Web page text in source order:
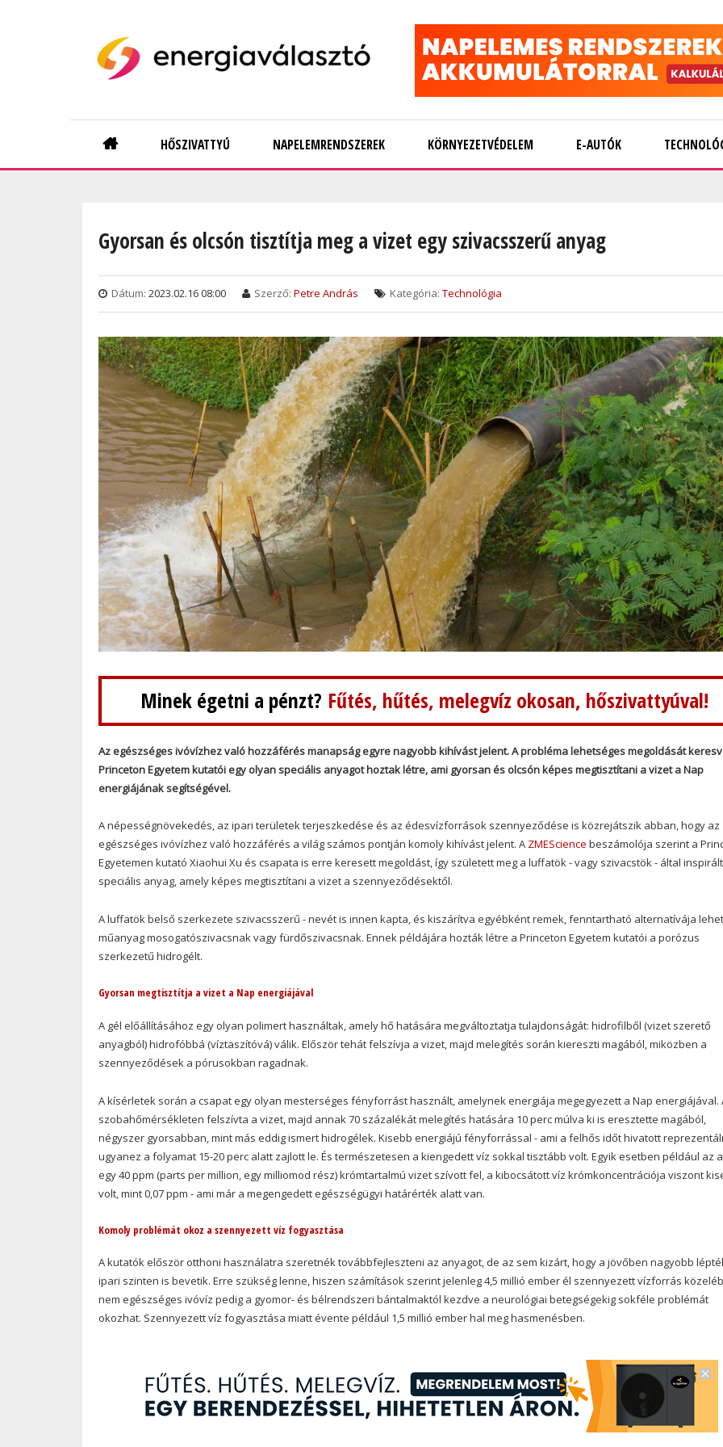
Main
navigation
HŐSZIVATTYÚ NAPELEMRENDSZEREK KÖRNYEZETVÉDELEM E-AUTÓK
Gyorsan és olcsón tisztítja meg a vizet egy szivacsszerű anyag
Dátum: 2023.02.16 08:00 Szerző: Petre András Kategória: Technológia
Minek égetni a pénzt? Fűtés, hűtés, melegvíz okosan, hőszivattyúval!
Az egészséges ivóvízhez való hozzáférés manapság egyre nagyobb kihívást jelent. A probléma lehetséges megoldását
Princeton Egyetem kutatói egy olyan speciális anyagot hoztak létre, ami gyorsan és olcsón képes megtisztítani a vizet a Nap
energiájának segítségével.
A népességnövekedés, az ipari területek terjeszkedése és az édesvízforrások szennyeződése is közrejátszik abban, hogy az
egészséges ivóvízhez való hozzáférés a világ számos pontján komoly kihívást jelent. A ZMEScience beszámolója szerint a
Egyetemen kutató Xiaohui Xu és csapata is erre keresett megoldást, így született meg a luffatök - vagy szivacstök - által inspirált
speciális anyag, amely képes megtisztítani a vizet a szennyeződésektől.
A luffatök belső szerkezete szivacsszerű - nevét is innen kapta, és kiszárítva egyébként remek, fenntartható alternatívája
műanyag mosogatószivacsnak vagy fürdőszivacsnak. Ennek példájára hozták létre a Princeton Egyetem kutatói a porózus
szerkezetű hidrogélt.
Gyorsan megtisztítja a vizet a Nap energiájával
A gél előállításához egy olyan polimert használtak, amely hő hatására megváltoztatja tulajdonságát: hidrofilből (vizet szerető
anyagból) hidrofóbbá (víztaszítóvá) válik. Először tehát felszívja a vizet, majd melegítés során kiereszti magából, miközben a
szennyeződések a pórusokban ragadnak.
A kísérletek során a csapat egy olyan mesterséges fényforrást használt, amelynek energiája megegyezett a Nap energiájával.
szobahőmérsékleten felszívta a vizet, majd annak 70 százalékát melegítés hatására 10 perc múlva ki is eresztette magából,
négyszer gyorsabban, mint más eddig ismert hidrogélek. Kisebb energiájú fényforrással - ami a felhős időt hivatott
ugyanez a folyamat 15-20 perc alatt zajlott le. És természetesen a kiengedett víz sokkal tisztább volt. Egyik esetben például az
egy 40 ppm (parts per million, egy milliomod rész) krómtartalmú vizet szívott fel, a kibocsátott víz krómkoncentrációja viszont
volt, mint 0,07 ppm - ami már a megengedett egészségügyi határérték alatt van.
Komoly problémát okoz a szennyezett víz fogyasztása
A kutatók először otthoni használatra szeretnék továbbfejleszteni az anyagot, de az sem kizárt, hogy a jövőben nagyobb
ipari szinten is bevetik. Erre szükség lenne, hiszen számítások szerint jelenleg 4,5 millió ember él szennyezett vízforrás
nem egészséges ivóvíz pedig a gyomor- és bélrendszeri bántalmaktól kezdve a neurológiai betegségekig sokféle problémát
okozhat. Szennyezett víz fogyasztása miatt évente például 1,5 millió ember hal meg hasmenésben.